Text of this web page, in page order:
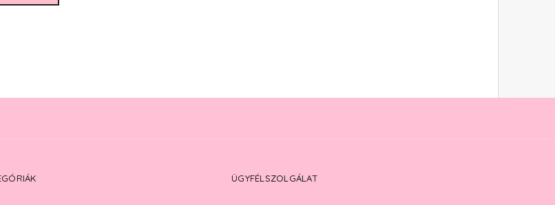
ÜGYFÉLSZOLGÁLAT